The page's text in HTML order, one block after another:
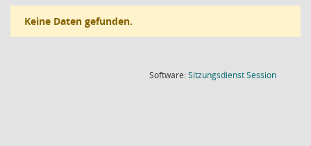
Keine Daten gefunden.
Software:SitzungsdienstSession(Wird in